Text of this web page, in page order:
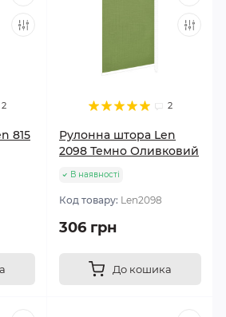
2
815
2
Рулонна штора Len
2098 Темно Оливковий
В наявності
Код товару: Len2098
306 грн
До кошика